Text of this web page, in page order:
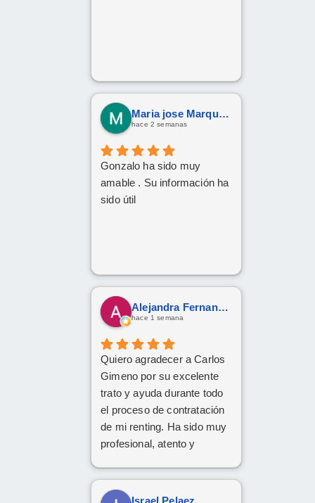
Maria jose Marquez Gonzalez
hace 2 semanas
Gonzalo ha sido muy
amable . Su información ha
sido útil
Alejandra Fernandez
hace 1 semana
Quiero agradecer a Carlos
Gimeno por su excelente
trato y ayuda durante todo
el proceso de contratación
de mi renting. Ha sido muy
profesional, atento y
por todo!
Israel Pelaez